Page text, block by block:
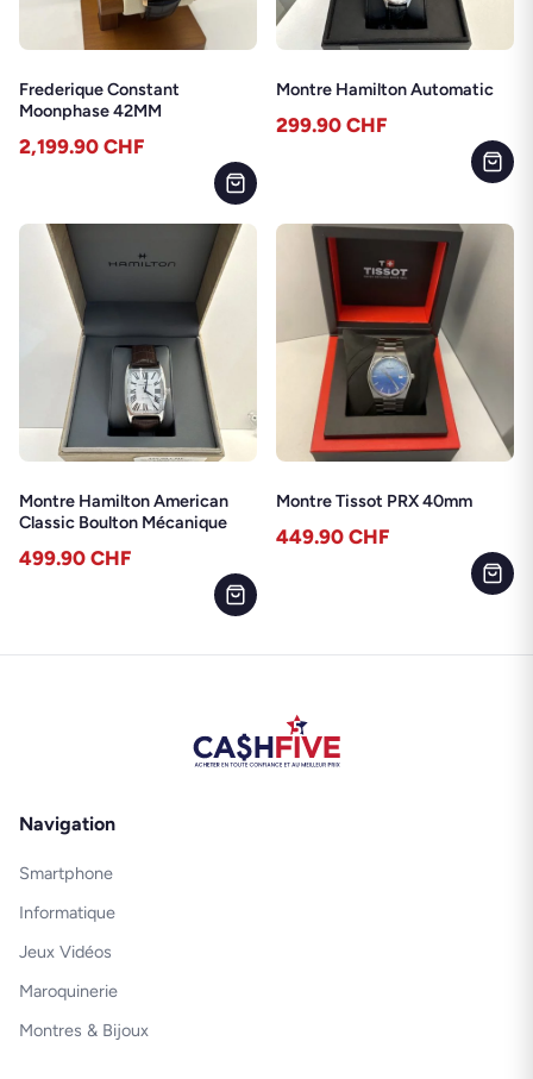
Frederique Constant
Moonphase 42MM
2,199.90 CHF
Montre Hamilton Automatic
299.90 CHF
Montre Hamilton American
Classic Boulton Mécanique
499.90 CHF
Montre Tissot PRX 40mm
449.90 CHF
Navigation
Smartphone
Informatique
Jeux Vidéos
Maroquinerie
Montres & Bijoux